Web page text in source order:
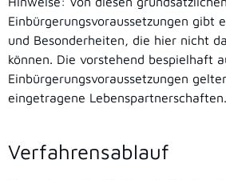
Einbürgerungsvoraussetzungen gibt
und Besonderheiten, die hier nicht
können. Die vorstehend bespielhaft
Einbürgerungsvoraussetzungen
eingetragene Lebenspartnerschaften.
Verfahrensablauf